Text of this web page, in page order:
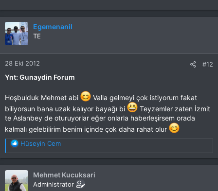
Egemenanil
TE
28 Eki 2012 #12
Ynt: Gunaydin Forum
Hoşbulduk Mehmet abi
Valla gelmeyi çok istiyorum fakat
biliyorsun bana uzak kalıyor bayağı bi
Teyzemler zaten İzmit
te Aslanbey de oturuyorlar eğer onlarla haberleşirsem orada
kalmalı gelebilirim benim içinde çok daha rahat olur
T
e
p
k
i
l
Hüseyin Cem
Mehmet Kucuksari
Administrator